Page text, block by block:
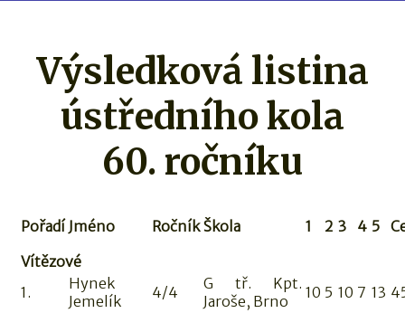
Výsledková listina
ústředního kola
60. ročníku
Pořadí Jméno Ročník Škola 1 2 3 4 5
Vítězové
1.
Hynek
Jemelík
4/4
G tř. Kpt.
Jaroše, Brno
10 5 10 7 13